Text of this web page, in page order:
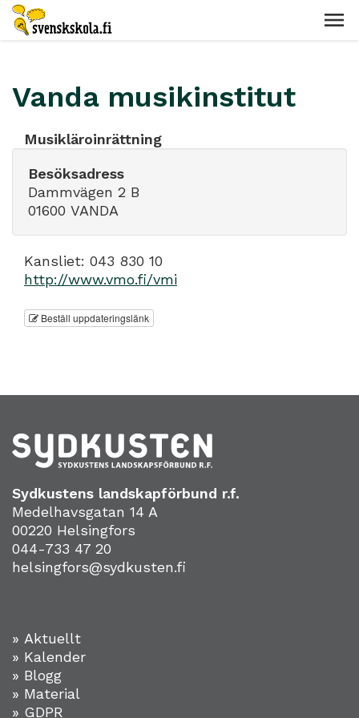
Vanda musikinstitut
Musikläroinrättning
Besöksadress
Dammvägen 2 B
01600 VANDA
Kansliet: 043 830 10
http://www.vmo.fi/vmi
Beställ uppdateringslänk
Sydkustens landskapförbund r.f.
Medelhavsgatan 14 A
00220 Helsingfors
044-733 47 20
helsingfors@sydkusten.fi
» Aktuellt
» Kalender
» Blogg
» Material
» GDPR